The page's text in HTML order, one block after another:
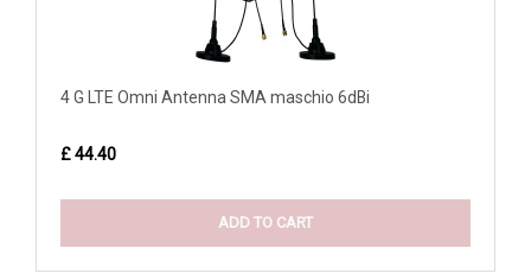
4 G LTE Omni Antenna SMA maschio 6dBi
£ 44.40
ADD TO CART